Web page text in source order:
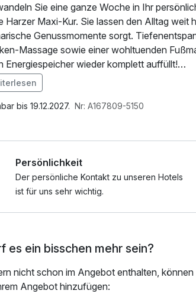
Sie eine ganze Woche in Ihr
Harzer Maxi-Kur. Sie lassen den Alltag weit
Genussmomente sorgt.
Massage sowie einer wohltuenden
Energiespeicher wieder komplett auffüllt!
enthalten
Nutzung / Internetnutzung
bis 19.12.2027. Nr: A167809-5150
Persönlichkeit
Der persönliche Kontakt zu unseren Hotels
ist für uns sehr wichtig.
es ein bisschen mehr sein?
nicht schon im Angebot enthalten,
Angebot hinzufügen: